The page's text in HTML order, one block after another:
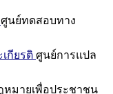
ศูนย์ทดสอบทาง
กียรติ ศูนย์การแปล
หมายเพื่อประชาชน